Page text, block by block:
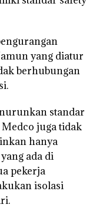
yang diatur
berhubungan
standar
juga tidak
hanya
ada di
pekerja
isolasi